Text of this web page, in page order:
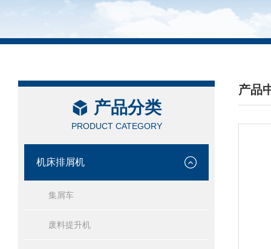
产品分类
PRODUCT CATEGORY
机床排屑机
集屑车
废料提升机
产品
/